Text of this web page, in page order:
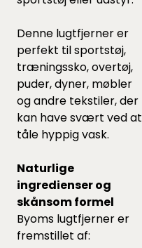
Denne lugtfjerner er
perfekt til sportstøj,
træningssko, overtøj,
puder, dyner, møbler
og andre tekstiler, der
kan have svært ved at
tåle hyppig vask.
Naturlige
ingredienser og
skånsom formel
Byoms lugtfjerner er
fremstillet af: